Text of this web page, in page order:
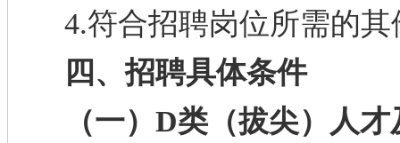
4.符合招聘岗位所需的
四 、招聘具体条件
（一）D类（拔尖）人